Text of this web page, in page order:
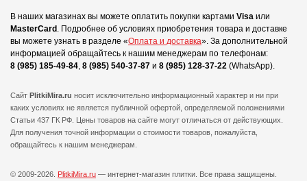
В наших магазинах вы можете оплатить покупки картами Visa или
MasterCard . Подробнее об условиях приобретения товара и доставке
вы можете узнать в разделе «Оплата и доставка». За дополнительной
информацией обращайтесь к нашим менеджерам по телефонам:
8 (985) 185-49-84, 8 (985) 540-37-87 и 8 (985) 128-37-22 (WhatsApp).
Сайт PlitkiMira.ru носит исключительно информационный характер и ни при
каких условиях не является публичной офертой, определяемой положениями
Статьи 437 ГК РФ. Цены товаров на сайте могут отличаться от действующих.
Для получения точной информации о стоимости товаров, пожалуйста,
обращайтесь к нашим менеджерам.
© 2009-2026. PlitkiMira.ru — интернет-магазин плитки. Все права защищены.